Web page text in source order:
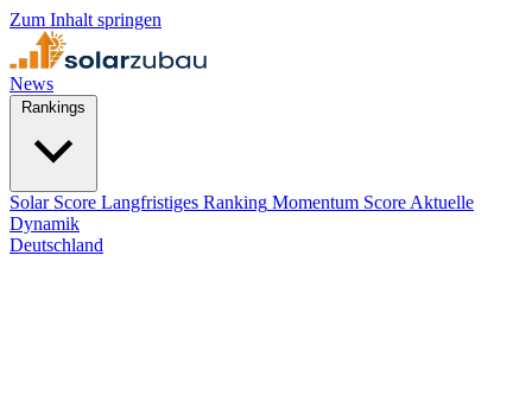
Zum Inhalt springen
News
Solar Score Langfristiges Ranking Momentum Score Aktuelle
Dynamik
Deutschland